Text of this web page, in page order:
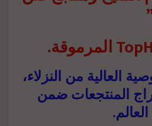
العالية من النزلاء،
المنتجعات ضمن